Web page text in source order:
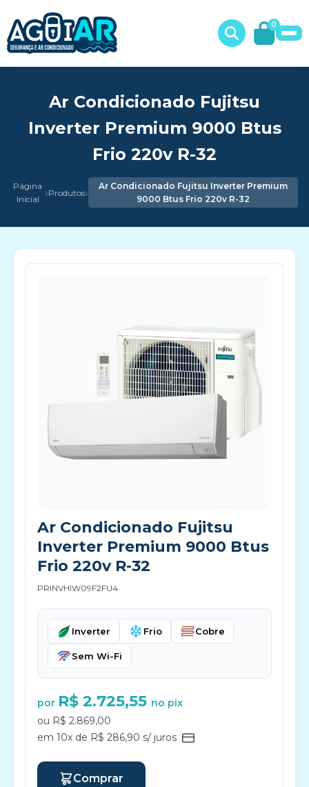
0
Ar Condicionado Fujitsu
Inverter Premium 9000 Btus
Frio 220v R-32
Página
Inicial
›Produtos›
Ar Condicionado Fujitsu Inverter Premium
9000 Btus Frio 220v R-32
Ar Condicionado Fujitsu
Inverter Premium 9000 Btus
Frio 220v R-32
PRINVHIW09F2FU4
Inverter Frio Cobre
Sem Wi-Fi
por R$ 2.725,55 no pix
ou R$ 2.869,00
em 10x de R$ 286,90 s/ juros
Comprar